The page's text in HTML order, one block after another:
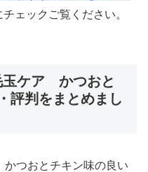
チェックご覧ください。
玉ケア かつおと
評判をまとめまし
つおとチキン味の良い